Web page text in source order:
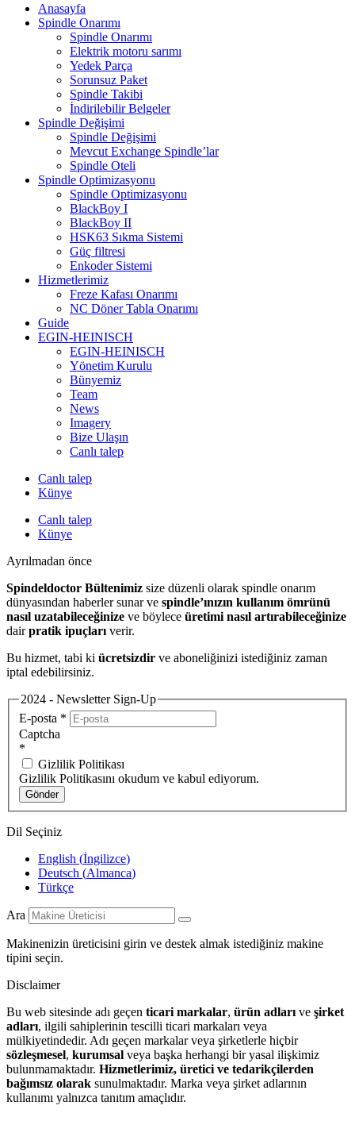
Anasayfa
Spindle Onarımı
Spindle Onarımı
Elektrik motoru sarımı
Yedek Parça
Sorunsuz Paket
Spindle Takibi
İndirilebilir Belgeler
Spindle Değişimi
Spindle Değişimi
Mevcut Exchange Spindle’lar
Spindle Oteli
Spindle Optimizasyonu
Spindle Optimizasyonu
BlackBoy I
BlackBoy II
HSK63 Sıkma Sistemi
Güç filtresi
Enkoder Sistemi
Hizmetlerimiz
Freze Kafası Onarımı
NC Döner Tabla Onarımı
Guide
EGIN-HEINISCH
EGIN-HEINISCH
Yönetim Kurulu
Bünyemiz
Team
News
Imagery
Bize Ulaşın
Canlı talep
Canlı talep
Künye
Canlı talep
Künye
Ayrılmadan önce
Spindeldoctor Bültenimiz size düzenli olarak spindle onarım
dünyasından haberler sunar ve spindle’ınızın kullanım ömrünü
nasıl uzatabileceğinize ve böylece üretimi nasıl artırabileceğinize
dairpratik ipuçları verir.
Bu hizmet, tabi ki ücretsizdir ve aboneliğinizi istediğiniz zaman
iptal edebilirsiniz.
2024 - Newsletter Sign-Up
E-posta *
Captcha
*
Gizlilik Politikası
Gizlilik Politikasını okudum ve kabul ediyorum.
Gönder
Dil Seçiniz
English (İngilizce)
Deutsch (Almanca)
Türkçe
Ara
Makinenizin üreticisini girin ve destek almak istediğiniz makine
tipini seçin.
Disclaimer
Bu web sitesinde adı geçen ticari markalar, ürün adları ve şirket
adları, ilgili sahiplerinin tescilli ticari markaları veya
mülkiyetindedir. Adı geçen markalar veya şirketlerle hiçbir
sözleşmesel, kurumsal veya başka herhangi bir yasal ilişkimiz
bulunmamaktadır. Hizmetlerimiz, üretici ve tedarikçilerden
bağımsız olarak sunulmaktadır. Marka veya şirket adlarının
kullanımı yalnızca tanıtım amaçlıdır.